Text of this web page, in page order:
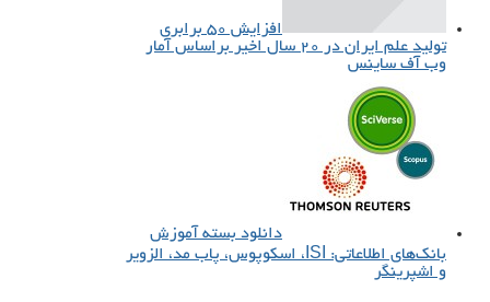
افزایش ۵۰ برابری
تولید علم ایران در ۲۰ سال اخیر براساس آمار
وب آف ساینس
دانلود بسته آموزش
بانک‌های اطلاعاتی: ISI، اسکوپوس، پاب مد، الزویر
و اشپرینگر